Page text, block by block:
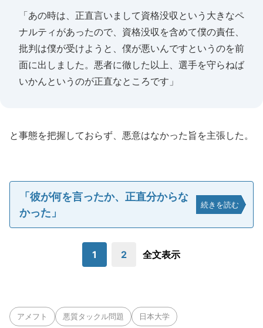
「あの時は、正直言いまして資格没収という大きなペ
ナルティがあったので、資格没収を含めて僕の責任、
批判は僕が受けようと、僕が悪いんですというのを前
面に出しました。悪者に徹した以上、選手を守らねば
いかんというのが正直なところです」
と事態を把握しておらず、悪意はなかった旨を主張した。
「彼が何を言ったか、正直分からな
かった」
続きを読む
1 2 全文表示
アメフト 悪質タックル問題 日本大学